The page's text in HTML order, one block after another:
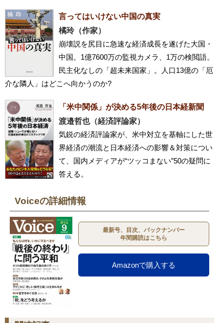
言ってはいけない中国の真実
橘玲（作家）
崩壊説を尻目に急速な経済成長を遂げた大国・
中国。1億7600万の監視カメラ、1万の検閲語。
民主化なしの「超未来国家」。人口13億の「厄
介な隣人」はどこへ向かうのか?
「米中関係」が決める5年後の日本経新聞
渡邉哲也（経済評論家）
気鋭の経済評論家が、米中対立を基軸にした世
界経済の潮流と日本経済への影響＆対策につい
て、国内メディアが“ツッコまない”50の疑問に
答える。
Voiceの詳細情報
最新号、目次、バックナンバー
年間購読はこちら
Amazonで購入する